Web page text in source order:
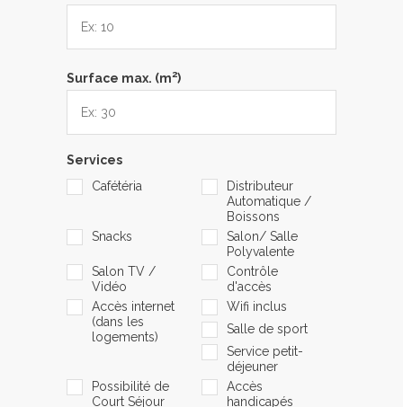
Surface max. (m2)
Services
Cafétéria
Distributeur
Automatique /
Boissons
Snacks
Salon/ Salle
Polyvalente
Salon TV /
Vidéo
Contrôle
d'accès
Accès internet
(dans les
logements)
Wifi inclus
Salle de sport
Service petit-
déjeuner
Possibilité de
Court Séjour
Accès
handicapés